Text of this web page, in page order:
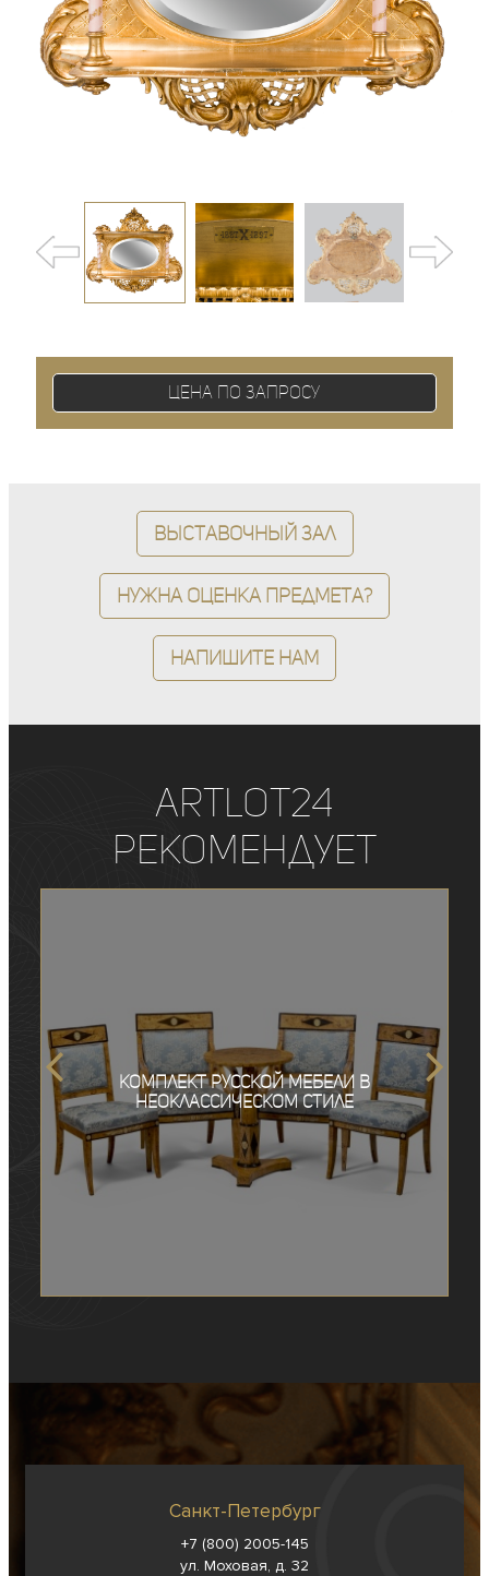
Цена по запросу
Выставочный зал
Нужна оценка предмета?
Напишите нам
ArtLot24
рекомендует
Комплект русской мебели в
неоклассическом стиле
Санкт-Петербург
+7 (800) 2005-145
ул. Моховая, д. 32